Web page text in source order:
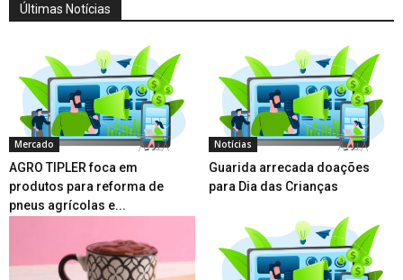
Últimas Notícias
Mercado
AGRO TIPLER foca em
produtos para reforma de
pneus agrícolas e...
Notícias
Guarida arrecada doações
para Dia das Crianças